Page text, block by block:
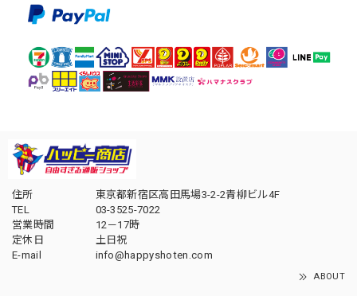
住所
東京都新宿区高田馬場3-2-2青柳ビル4F
TEL
03-3525-7022
営業時間
12－17時
定休日
土日祝
E-mail
info@happyshoten.com
ABOUT